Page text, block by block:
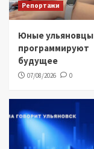
Репортажи
Юные ульяновцы
программируют
будущее
07/08/2026 0